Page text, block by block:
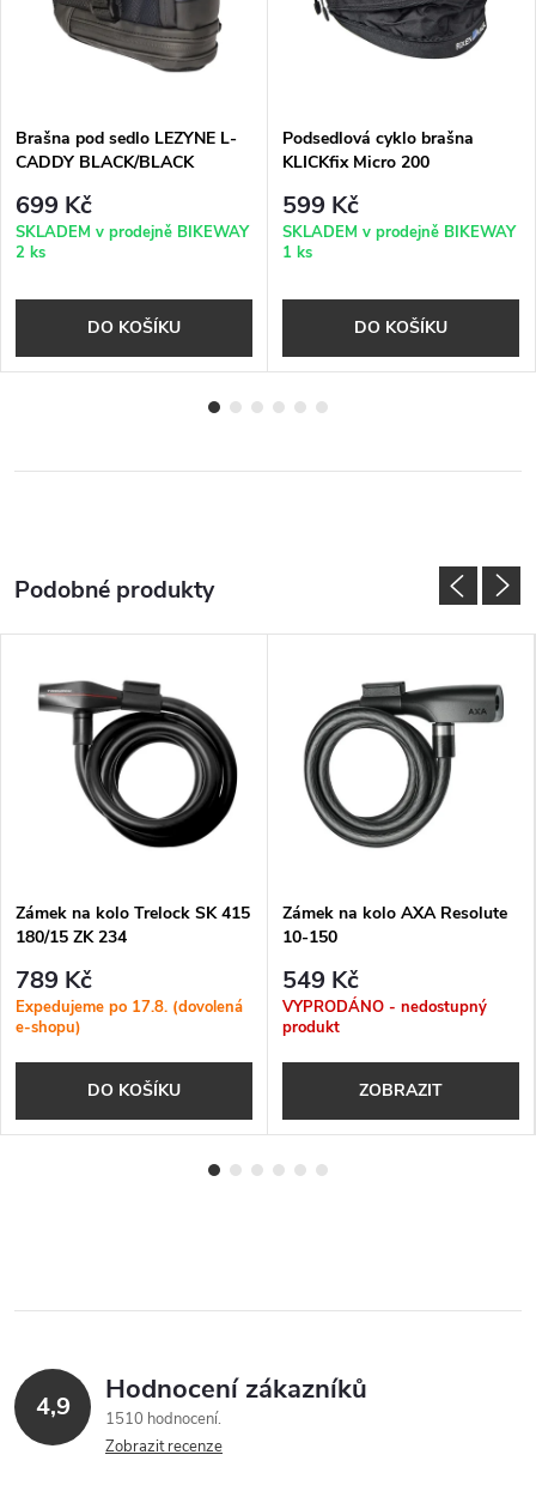
Brašna pod sedlo LEZYNE L-
CADDY BLACK/BLACK
699 Kč
SKLADEM v prodejně BIKEWAY
2 ks
DO KOŠÍKU
Podsedlová cyklo brašna
KLICKfix Micro 200
599 Kč
SKLADEM v prodejně BIKEWAY
1 ks
DO KOŠÍKU
Zámek na kolo Trelock SK 415
180/15 ZK 234
789 Kč
Expedujeme po 17.8. (dovolená
e-shopu)
DO KOŠÍKU
Zámek na kolo AXA Resolute
10-150
549 Kč
VYPRODÁNO - nedostupný
produkt
ZOBRAZIT
4,9 Hodnocení zákazníků
1510 hodnocení
Zobrazit recenze